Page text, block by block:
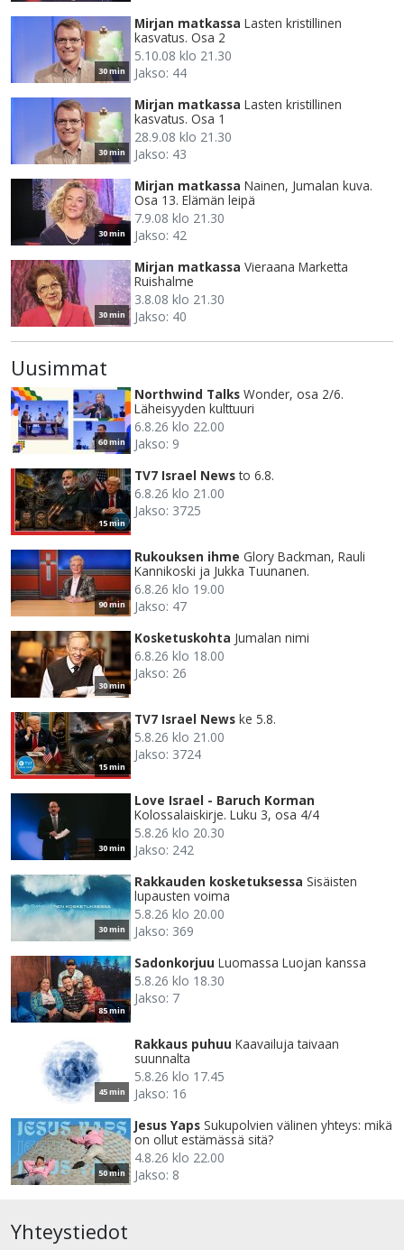
30 min
Mirjan matkassa Lasten kristillinen
kasvatus. Osa 2
5.10.08 klo 21.30
Jakso: 44
30 min
Mirjan matkassa Lasten kristillinen
kasvatus. Osa 1
28.9.08 klo 21.30
Jakso: 43
30 min
Mirjan matkassa Nainen, Jumalan kuva.
Osa 13. Elämän leipä
7.9.08 klo 21.30
Jakso: 42
30 min
Mirjan matkassa Vieraana Marketta
Ruishalme
3.8.08 klo 21.30
Jakso: 40
Uusimmat
60 min
Northwind Talks Wonder, osa 2/6.
Läheisyyden kulttuuri
6.8.26 klo 22.00
Jakso: 9
15 min
TV7 Israel News to 6.8.
6.8.26 klo 21.00
Jakso: 3725
90 min
Rukouksen ihme Glory Backman, Rauli
Kannikoski ja Jukka Tuunanen.
6.8.26 klo 19.00
Jakso: 47
30 min
Kosketuskohta Jumalan nimi
6.8.26 klo 18.00
Jakso: 26
15 min
TV7 Israel News ke 5.8.
5.8.26 klo 21.00
Jakso: 3724
30 min
Love Israel - Baruch Korman
Kolossalaiskirje. Luku 3, osa 4/4
5.8.26 klo 20.30
Jakso: 242
30 min
Rakkauden kosketuksessa Sisäisten
lupausten voima
5.8.26 klo 20.00
Jakso: 369
85 min
Sadonkorjuu Luomassa Luojan kanssa
5.8.26 klo 18.30
Jakso: 7
45 min
Rakkaus puhuu Kaavailuja taivaan
suunnalta
5.8.26 klo 17.45
Jakso: 16
50 min
Jesus Yaps Sukupolvien välinen yhteys: mikä
on ollut estämässä sitä?
4.8.26 klo 22.00
Jakso: 8
Yhteystiedot